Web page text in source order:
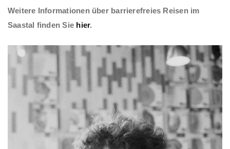
Weitere Informationen über barrierefreies Reisen im
Saastal finden Sie hier.